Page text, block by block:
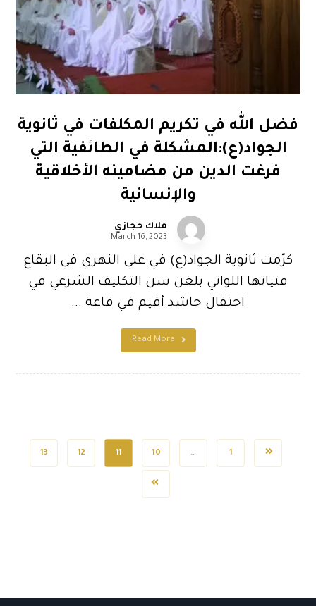
فضل الله في تكريم المكلفات في ثانوية
الجواد(ع):المشكلة في الطائفية التي
فرغت الدين من مضامينه الأخلاقية
والإنسانية
ملاك حجازي
March 16, 2023
كرّمت ثانوية الجواد(ع) في علي النهري في البقاع
فتياتها اللواتي بلغن سن التكليف الشرعي في
احتفال حاشد أقيم في قاعة ...
Read More
1
…
10
11
12
13